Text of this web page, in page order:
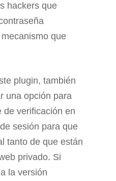
hackers que
que
plugin, también
una opción para
de verificación en
sesión para que
tanto de que están
privado. Si
la versión